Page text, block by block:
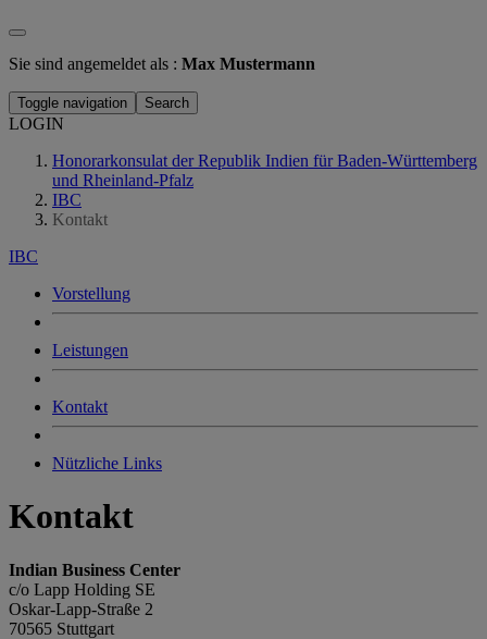
Sie sind angemeldet als : Max Mustermann
Toggle navigation Search
LOGIN
Honorarkonsulat der Republik Indien für Baden-Württemberg
und Rheinland-Pfalz
IBC
Kontakt
IBC
Vorstellung
Leistungen
Kontakt
Nützliche Links
Kontakt
Indian Business Center
c/o Lapp Holding SE
Oskar-Lapp-Straße 2
70565 Stuttgart